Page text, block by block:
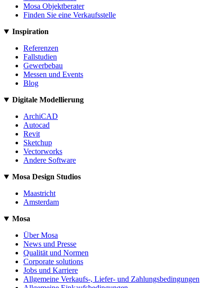
Mosa Objektberater
Finden Sie eine Verkaufsstelle
Inspiration
Referenzen
Fallstudien
Gewerbebau
Messen und Events
Blog
Digitale Modellierung
ArchiCAD
Autocad
Revit
Sketchup
Vectorworks
Andere Software
Mosa Design Studios
Maastricht
Amsterdam
Mosa
Über Mosa
News und Presse
Qualität und Normen
Corporate solutions
Jobs und Karriere
Allgemeine Verkaufs-, Liefer- und Zahlungsbedingungen